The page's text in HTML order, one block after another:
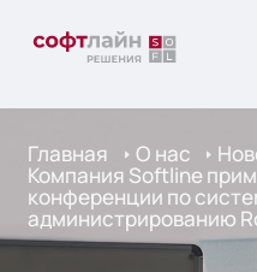
Главная О нас
Компания Softline
конференции по
администрированию